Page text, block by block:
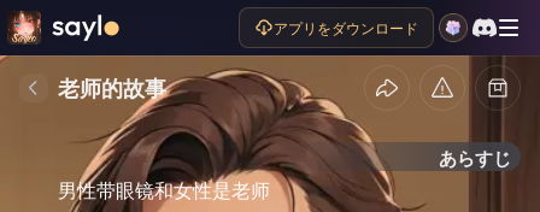
アプリをダウンロード
老师的故事
あらすじ
男性带眼镜和女性是老师